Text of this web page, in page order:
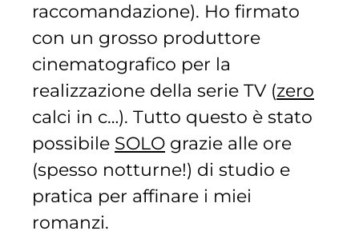
raccomandazione). Ho firmato
con un grosso produttore
cinematografico per la
realizzazione della serie TV (zero
calci in c…). Tutto questo è stato
possibile SOLO grazie alle ore
(spesso notturne!) di studio e
pratica per affinare i miei
romanzi.